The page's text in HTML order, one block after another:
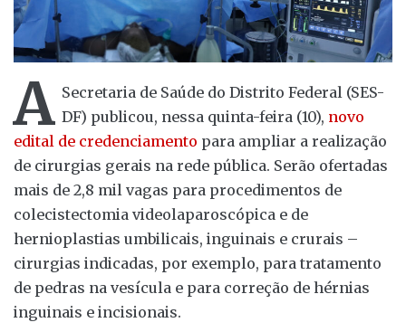
A Secretaria de Saúde do Distrito Federal (SES-
DF) publicou, nessa quinta-feira (10), novo
edital de credenciamento para ampliar a realização
de cirurgias gerais na rede pública. Serão ofertadas
mais de 2,8 mil vagas para procedimentos de
colecistectomia videolaparoscópica e de
hernioplastias umbilicais, inguinais e crurais –
cirurgias indicadas, por exemplo, para tratamento
de pedras na vesícula e para correção de hérnias
inguinais e incisionais.